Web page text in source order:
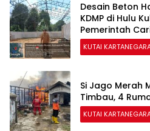
Desain Beton
KDMP di Hulu
Pemerintah
KUTAI
Si Jago Merah
Timbau, 4
KUTAI